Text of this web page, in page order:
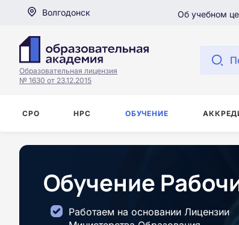
Волгодонск Об учебном
Образовательная лицензия
№ 1630 от 23.12.2015
СРО НРС ОБУЧЕНИЕ
Обучение
Работаем на основании Лицензии